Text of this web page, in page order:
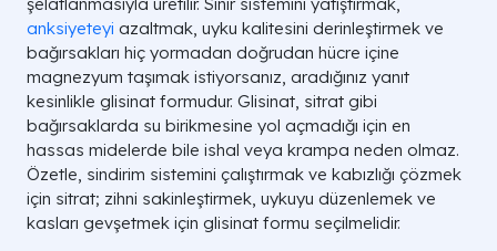
anksiyeteyi azaltmak, uyku kalitesini derinleştirmek ve
bağırsakları hiç yormadan doğrudan hücre içine
magnezyum taşımak istiyorsanız, aradığınız yanıt
kesinlikle glisinat formudur. Glisinat, sitrat gibi
bağırsaklarda su birikmesine yol açmadığı için en
hassas midelerde bile ishal veya krampa neden olmaz.
Özetle, sindirim sistemini çalıştırmak ve kabızlığı çözmek
için sitrat; zihni sakinleştirmek, uykuyu düzenlemek ve
kasları gevşetmek için glisinat formu seçilmelidir.